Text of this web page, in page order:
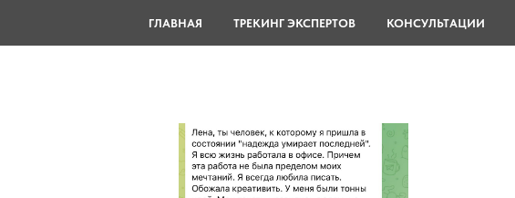
ГЛАВНАЯ ТРЕКИНГ ЭКСПЕРТОВ КОНСУЛЬТАЦИИ